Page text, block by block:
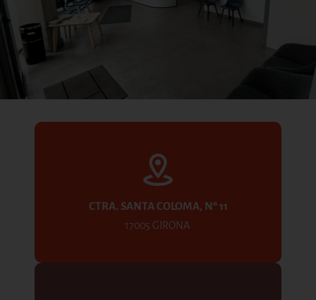
CTRA. SANTA COLOMA, Nº 11
17005 GIRONA